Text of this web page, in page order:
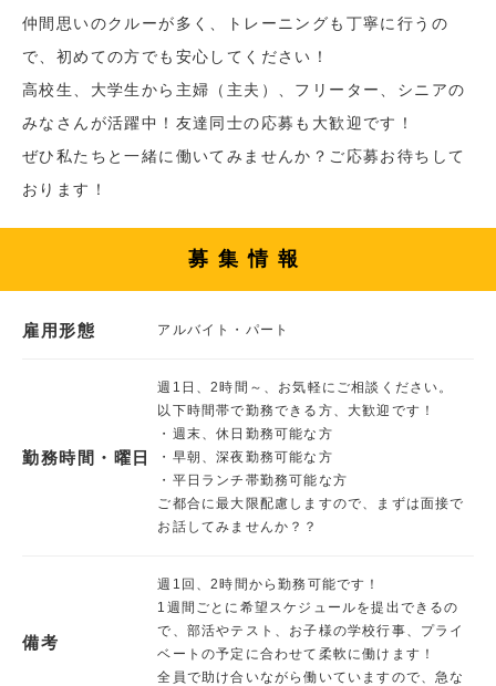
仲間思いのクルーが多く、トレーニングも丁寧に行うの
で、初めての方でも安心してください！
高校生、大学生から主婦（主夫）、フリーター、シニアの
みなさんが活躍中！友達同士の応募も大歓迎です！
ぜひ私たちと一緒に働いてみませんか？ご応募お待ちして
おります！
募集情報
雇用形態 アルバイト・パート
勤務時間・曜日
週1日、2時間～、お気軽にご相談ください。
以下時間帯で勤務できる方、大歓迎です！
・週末、休日勤務可能な方
・早朝、深夜勤務可能な方
・平日ランチ帯勤務可能な方
ご都合に最大限配慮しますので、まずは面接で
お話してみませんか？？
備考
週1回、2時間から勤務可能です！
1週間ごとに希望スケジュールを提出できるの
で、部活やテスト、お子様の学校行事、プライ
ベートの予定に合わせて柔軟に働けます！
全員で助け合いながら働いていますので、急な